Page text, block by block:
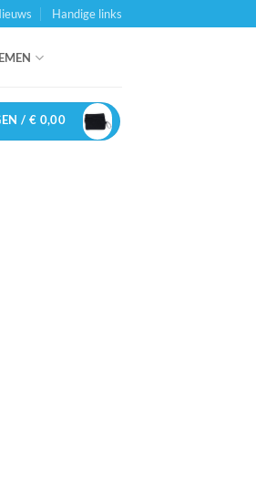
Handige links
/ € 0,00